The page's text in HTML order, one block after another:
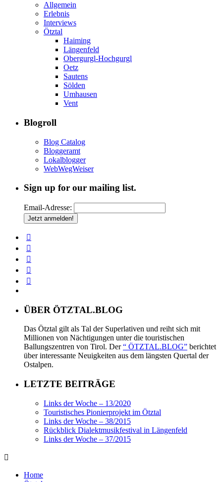
Allgemein
Erlebnis
Interviews
Ötztal
Haiming
Längenfeld
Obergurgl-Hochgurgl
Oetz
Sautens
Sölden
Umhausen
Vent
Blogroll
Blog Catalog
Bloggeramt
Lokalblogger
WebWegWeiser
Sign up for our mailing list.
Email-Adresse:
ÜBER ÖTZTAL.BLOG
Das Ötztal gilt als Tal der Superlativen und reiht sich mit
Millionen von Nächtigungen unter die touristischen
Ballungszentren von Tirol. Der“ ÖTZTAL.BLOG” berichtet
über interessante Neuigkeiten aus dem längsten Quertal der
Ostalpen.
LETZTE BEITRÄGE
Links der Woche – 13/2020
Touristisches Pionierprojekt im Ötztal
Links der Woche – 38/2015
Rückblick Dialektmusikfestival in Längenfeld
Links der Woche – 37/2015
Home